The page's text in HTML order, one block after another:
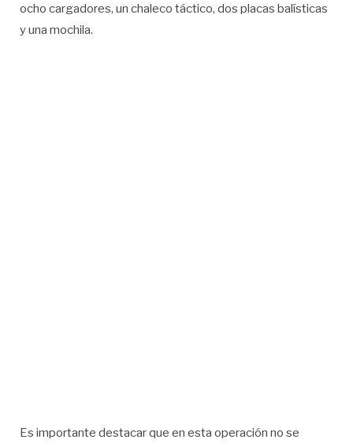
ocho cargadores, un chaleco táctico, dos placas balísticas
y una mochila.
Es importante destacar que en esta operación no se